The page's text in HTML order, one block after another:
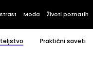
Moda Životi poznatih
Praktični saveti